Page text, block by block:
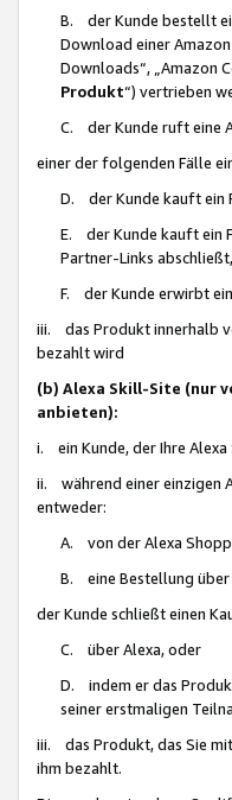
B. der Kunde bestellt
Download einer
Downloads“, „Amazon
Produkt“) vertrieben
C. der Kunde ruft eine
einer der folgenden Fälle
D. der Kunde kauft ein
E. der Kunde kauft ein
Partner-Links
F. der Kunde erwirbt
iii. das Produkt innerhalb
bezahlt wird
(b) Alexa Skill-Site (nur
anbieten):
i. ein Kunde, der Ihre
ii. während einer einzigen
entweder:
A. von der Alexa
B. eine Bestellung über
der Kunde schließt einen
C. über Alexa, oder
D. indem er das
seiner erstmaligen
iii. das Produkt, das Sie
ihm bezahlt.